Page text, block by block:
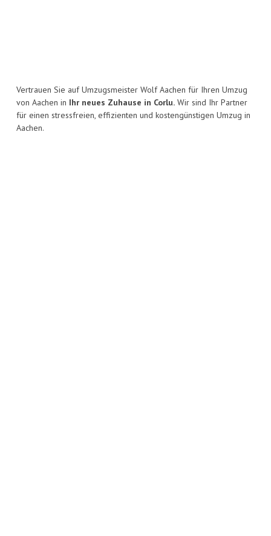
Vertrauen Sie auf Umzugsmeister Wolf Aachen für Ihren Umzug
von Aachen in Ihr neues Zuhause in Corlu. Wir sind Ihr Partner
für einen stressfreien, effizienten und kostengünstigen Umzug in
Aachen.